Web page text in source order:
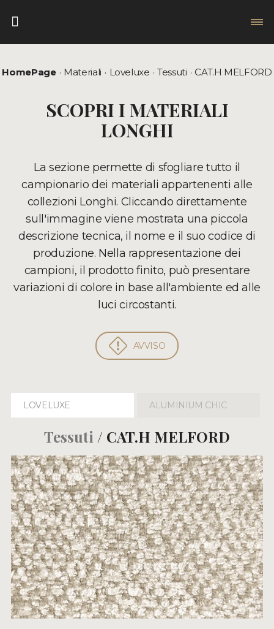
HomePage Materiali Loveluxe Tessuti CAT.H MELFORD
SCOPRI I MATERIALI
LONGHI
La sezione permette di sfogliare tutto il
campionario dei materiali appartenenti alle
collezioni Longhi. Cliccando direttamente
sull'immagine viene mostrata una piccola
descrizione tecnica, il nome e il suo codice di
produzione. Nella rappresentazione dei
campioni, il prodotto finito, può presentare
variazioni di colore in base all'ambiente ed alle
luci circostanti.
AVVISO
LOVELUXE ALUMINIUM CHIC
Tessuti / CAT.H MELFORD